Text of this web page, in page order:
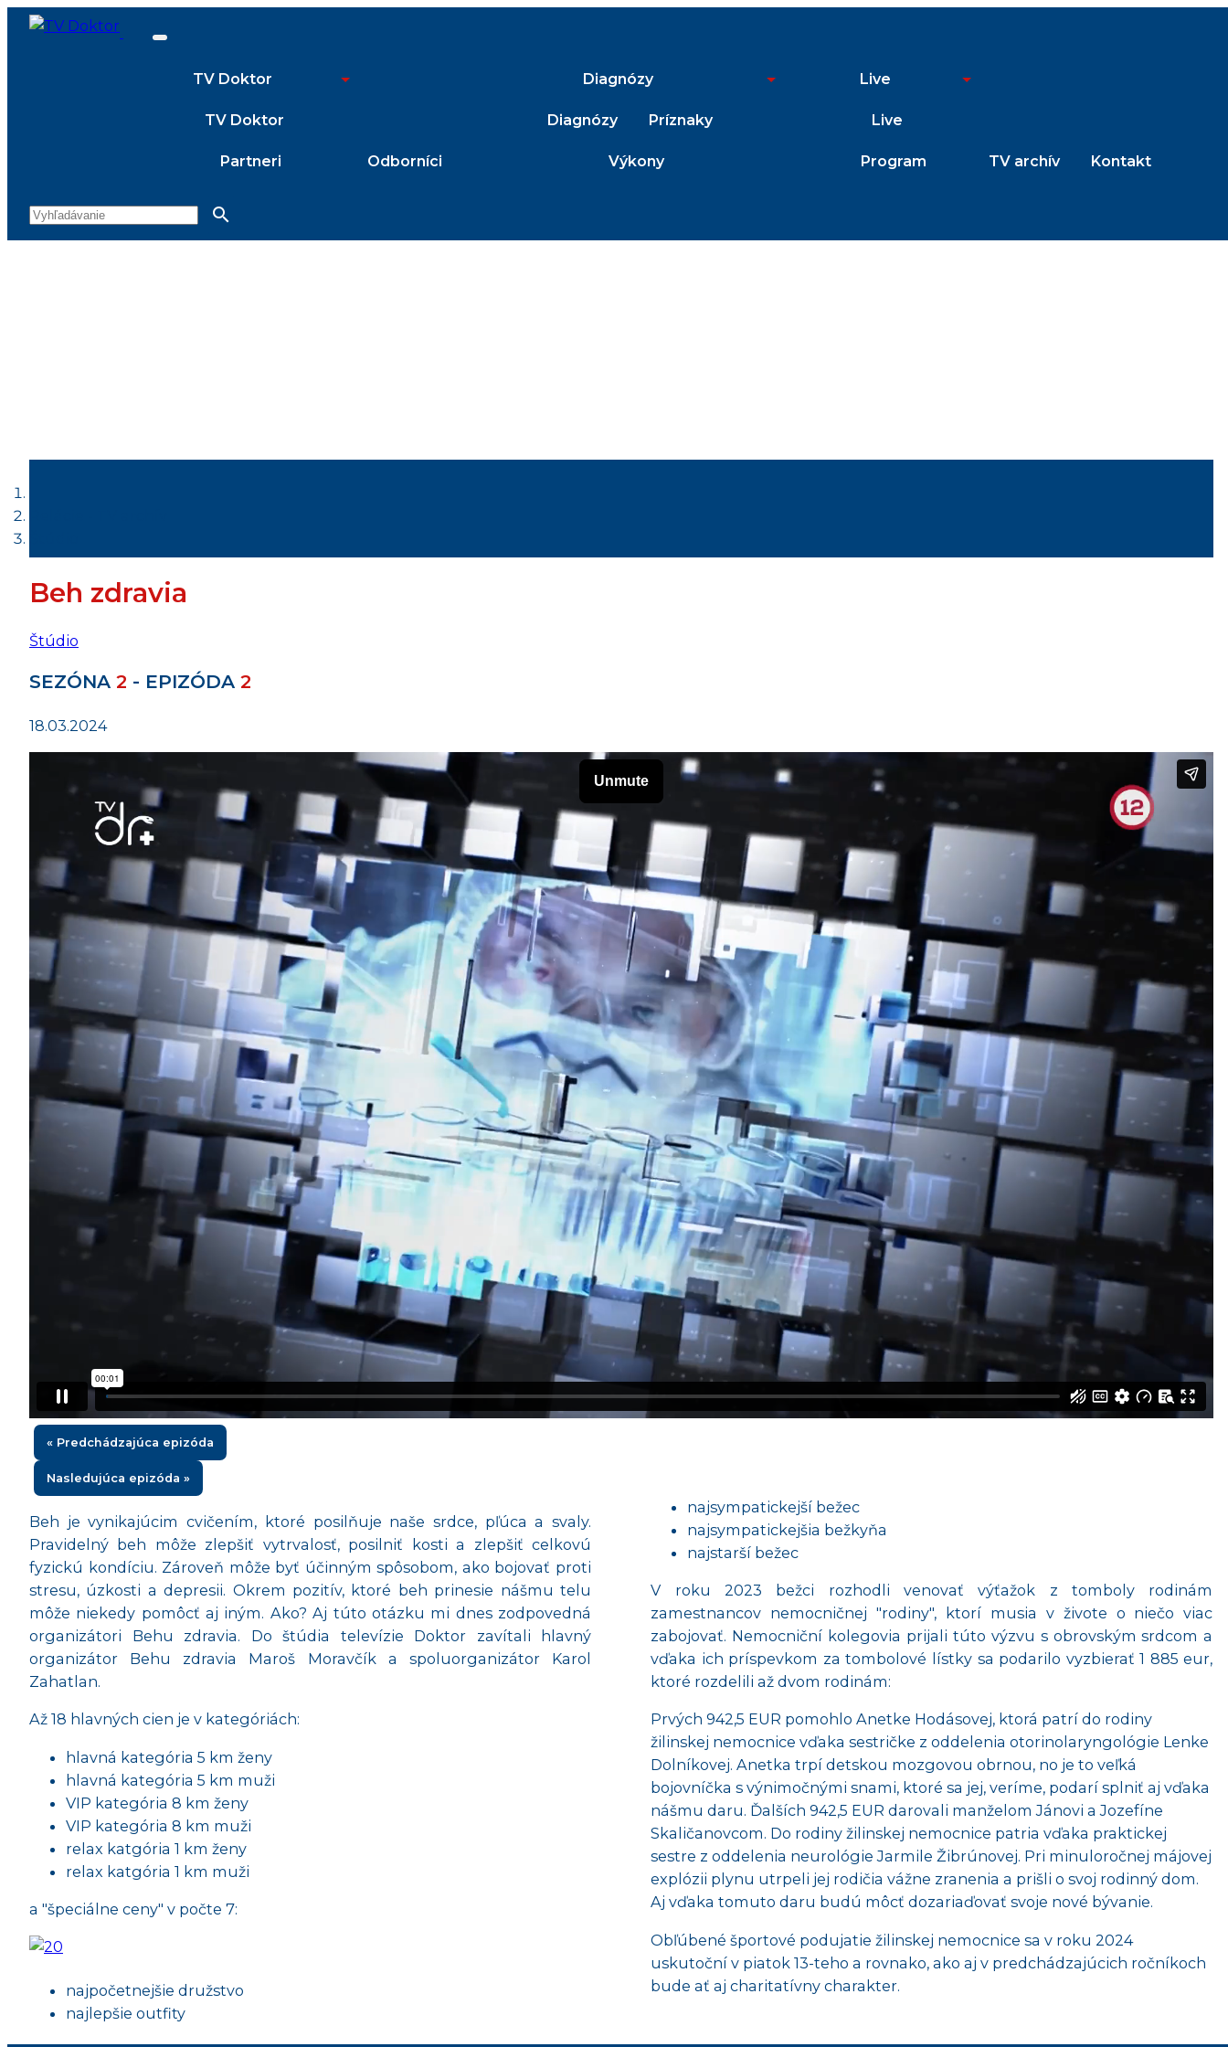
TV Doktor
TV Doktor
Partneri Odborníci
Diagnózy
Diagnózy Príznaky
Výkony
Live
Live
Program TV archív Kontakt
search
Beh zdravia
Štúdio
SEZÓNA 2 - EPIZÓDA 2
18.03.2024
« Predchádzajúca epizóda
Nasledujúca epizóda »
Beh je vynikajúcim cvičením, ktoré posilňuje naše srdce, pľúca a svaly.
Pravidelný beh môže zlepšiť vytrvalosť, posilniť kosti a zlepšiť celkovú
fyzickú kondíciu. Zároveň môže byť účinným spôsobom, ako bojovať proti
stresu, úzkosti a depresii. Okrem pozitív, ktoré beh prinesie nášmu telu
môže niekedy pomôcť aj iným. Ako? Aj túto otázku mi dnes zodpovedná
organizátori Behu zdravia. Do štúdia televízie Doktor zavítali hlavný
organizátor Behu zdravia Maroš Moravčík a spoluorganizátor Karol
Zahatlan.
Až 18 hlavných cien je v kategóriách:
hlavná kategória 5 km ženy
hlavná kategória 5 km muži
VIP kategória 8 km ženy
VIP kategória 8 km muži
relax katgória 1 km ženy
relax katgória 1 km muži
a "špeciálne ceny" v počte 7:
najpočetnejšie družstvo
najlepšie outfity
najsympatickejší bežec
najsympatickejšia bežkyňa
najstarší bežec
V roku 2023 bežci rozhodli venovať výťažok z tomboly rodinám
zamestnancov nemocničnej "rodiny", ktorí musia v živote o niečo viac
zabojovať. Nemocniční kolegovia prijali túto výzvu s obrovským srdcom a
vďaka ich príspevkom za tombolové lístky sa podarilo vyzbierať 1 885 eur,
ktoré rozdelili až dvom rodinám:
Prvých 942,5 EUR pomohlo Anetke Hodásovej, ktorá patrí do rodiny
žilinskej nemocnice vďaka sestričke z oddelenia otorinolaryngológie Lenke
Dolníkovej. Anetka trpí detskou mozgovou obrnou, no je to veľká
bojovníčka s výnimočnými snami, ktoré sa jej, veríme, podarí splniť aj vďaka
nášmu daru. Ďalších 942,5 EUR darovali manželom Jánovi a Jozefíne
Skaličanovcom. Do rodiny žilinskej nemocnice patria vďaka praktickej
sestre z oddelenia neurológie Jarmile Žibrúnovej. Pri minuloročnej májovej
explózii plynu utrpeli jej rodičia vážne zranenia a prišli o svoj rodinný dom.
Aj vďaka tomuto daru budú môcť dozariaďovať svoje nové bývanie.
Obľúbené športové podujatie žilinskej nemocnice sa v roku 2024
uskutoční v piatok 13-teho a rovnako, ako aj v predchádzajúcich ročníkoch
bude ať aj charitatívny charakter.